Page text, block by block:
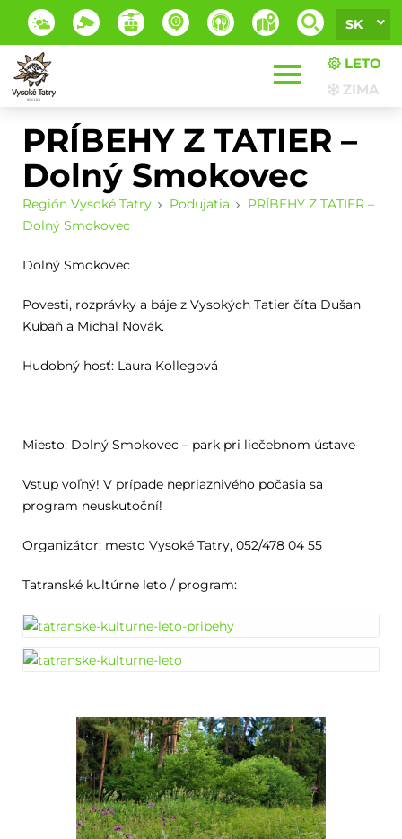
SK
LETO
ZIMA
PRÍBEHY Z TATIER –
Dolný Smokovec
Región Vysoké Tatry Podujatia
PRÍBEHY Z TATIER –
Dolný Smokovec
Dolný Smokovec
Povesti, rozprávky a báje z Vysokých Tatier číta Dušan
Kubaň a Michal Novák.
Hudobný hosť: Laura Kollegová
Miesto: Dolný Smokovec – park pri liečebnom ústave
Vstup voľný! V prípade nepriaznivého počasia sa
program neuskutoční!
Organizátor: mesto Vysoké Tatry, 052/478 04 55
Tatranské kultúrne leto / program: